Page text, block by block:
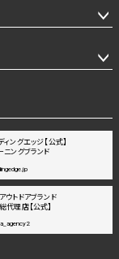
ィングエッジ【公式】
ニングブランド
ウトドアブランド
代理店【公式】